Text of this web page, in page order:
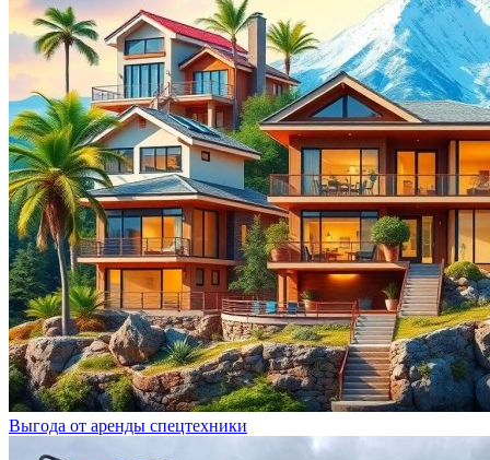
Выгода от аренды спецтехники